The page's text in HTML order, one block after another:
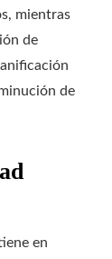
mientras
de
de
en